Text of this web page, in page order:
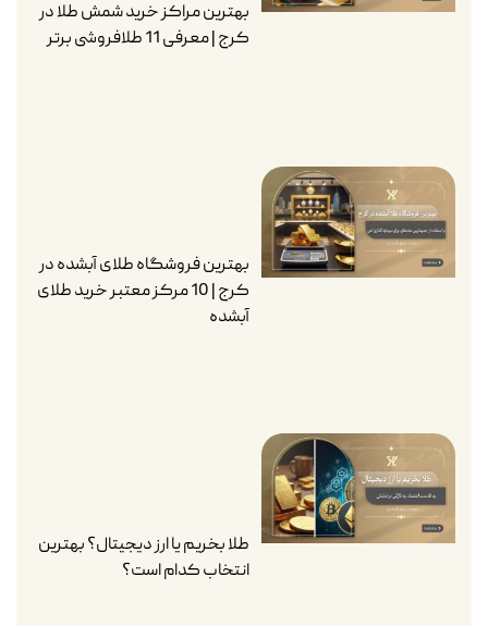
بهترین مراکز خرید شمش طلا در
کرج | معرفی 11 طلافروشی برتر
بهترین فروشگاه طلای آبشده در
کرج | 10 مرکز معتبر خرید طلای
آبشده
طلا بخریم یا ارز دیجیتال؟ بهترین
انتخاب کدام است؟